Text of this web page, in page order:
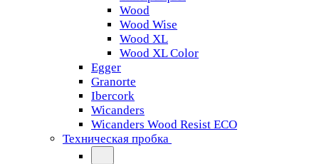
Wood
Wood Wise
Wood XL
Wood XL Color
Egger
Granorte
Ibercork
Wicanders
Wicanders Wood Resist ECO
Техническая пробка